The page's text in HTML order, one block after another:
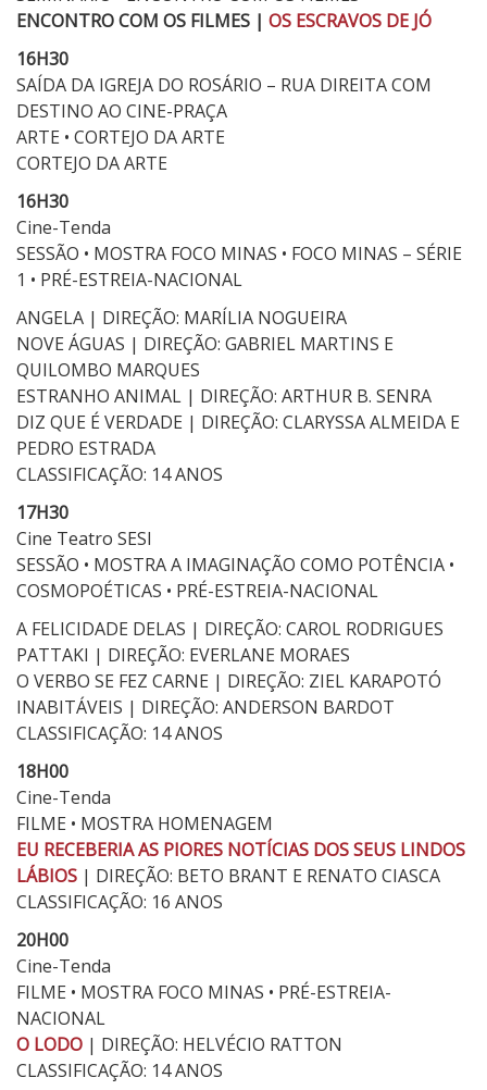
ENCONTRO COM OS FILMES | OS ESCRAVOS DE JÓ
16H30
SAÍDA DA IGREJA DO ROSÁRIO – RUA DIREITA COM
DESTINO AO CINE-PRAÇA
ARTE • CORTEJO DA ARTE
CORTEJO DA ARTE
16H30
Cine-Tenda
SESSÃO • MOSTRA FOCO MINAS • FOCO MINAS – SÉRIE
1 • PRÉ-ESTREIA-NACIONAL
ANGELA | DIREÇÃO: MARÍLIA NOGUEIRA
NOVE ÁGUAS | DIREÇÃO: GABRIEL MARTINS E
QUILOMBO MARQUES
ESTRANHO ANIMAL | DIREÇÃO: ARTHUR B. SENRA
DIZ QUE É VERDADE | DIREÇÃO: CLARYSSA ALMEIDA E
PEDRO ESTRADA
CLASSIFICAÇÃO: 14 ANOS
17H30
Cine Teatro SESI
SESSÃO • MOSTRA A IMAGINAÇÃO COMO POTÊNCIA •
COSMOPOÉTICAS • PRÉ-ESTREIA-NACIONAL
A FELICIDADE DELAS | DIREÇÃO: CAROL RODRIGUES
PATTAKI | DIREÇÃO: EVERLANE MORAES
O VERBO SE FEZ CARNE | DIREÇÃO: ZIEL KARAPOTÓ
INABITÁVEIS | DIREÇÃO: ANDERSON BARDOT
CLASSIFICAÇÃO: 14 ANOS
18H00
Cine-Tenda
FILME • MOSTRA HOMENAGEM
EU RECEBERIA AS PIORES NOTÍCIAS DOS SEUS LINDOS
LÁBIOS | DIREÇÃO: BETO BRANT E RENATO CIASCA
CLASSIFICAÇÃO: 16 ANOS
20H00
Cine-Tenda
FILME • MOSTRA FOCO MINAS • PRÉ-ESTREIA-
NACIONAL
O LODO | DIREÇÃO: HELVÉCIO RATTON
CLASSIFICAÇÃO: 14 ANOS